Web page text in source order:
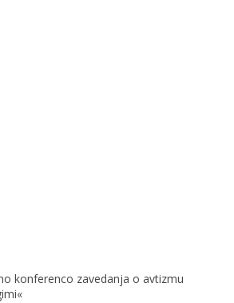
konferenco zavedanja o avtizmu